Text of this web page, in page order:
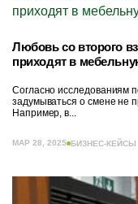
Любовь со второго
приходят в
Согласно исследованиям
задумываться о смене не
Например, в...
МАР 28, 2025 БИЗНЕС-КЕЙСЫ